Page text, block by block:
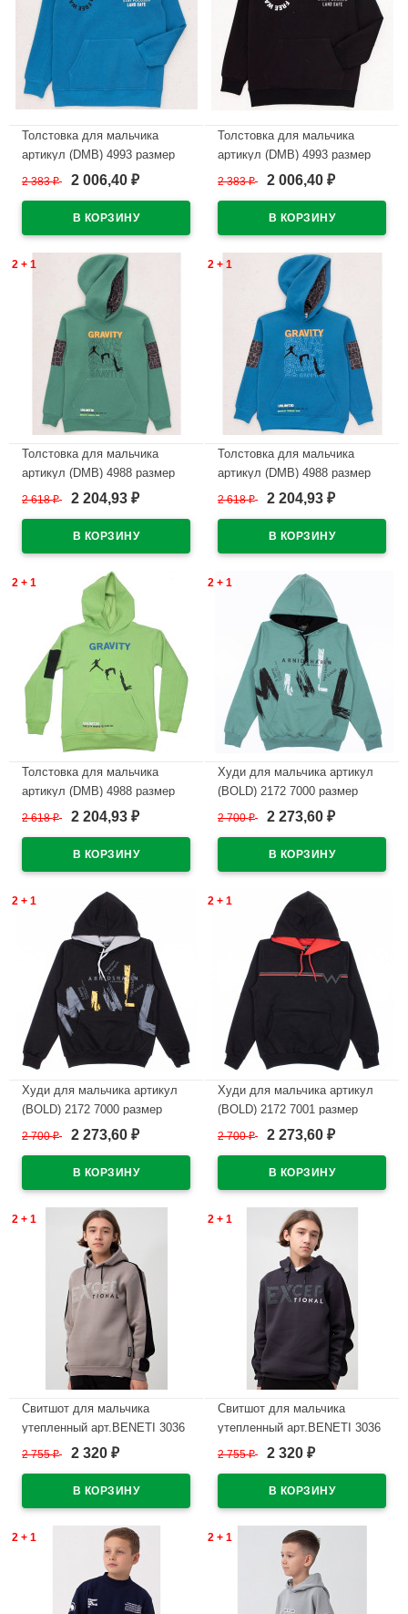
Толстовка для мальчика
артикул (DMB) 4993 размер
34/134-44/164 цвет индиго
2 383₽ 2 006,40 ₽
Толстовка для мальчика
артикул (DMB) 4993 размер
34/134-44/164 цвет черный
2 383₽ 2 006,40 ₽
2 + 1
Толстовка для мальчика
артикул (DMB) 4988 размер
34/134-44/164 цвет зеленый
2 618₽ 2 204,93 ₽
2 + 1
Толстовка для мальчика
артикул (DMB) 4988 размер
34/134-44/164 цвет индиго
2 618₽ 2 204,93 ₽
2 + 1
Толстовка для мальчика
артикул (DMB) 4988 размер
34/134-44/164 цвет фисташка
2 618₽ 2 204,93 ₽
2 + 1
Худи для мальчика артикул
(BOLD) 2172 7000 размер
36/140-48/176 цвет оливковый
2 700₽ 2 273,60 ₽
2 + 1
Худи для мальчика артикул
(BOLD) 2172 7000 размер
36/140-48/176 цвет черный
2 700₽ 2 273,60 ₽
2 + 1
Худи для мальчика артикул
(BOLD) 2172 7001 размер
36/140-48/176 цвет черный
2 700₽ 2 273,60 ₽
2 + 1
Свитшот для мальчика
утепленный арт.BENETI 3036
размер 36/140-44/164 цвет
2 755₽ 2 320 ₽
2 + 1
Свитшот для мальчика
утепленный арт.BENETI 3036
размер 36/140-44/164 цвет
2 755₽ 2 320 ₽
2 + 1 2 + 1